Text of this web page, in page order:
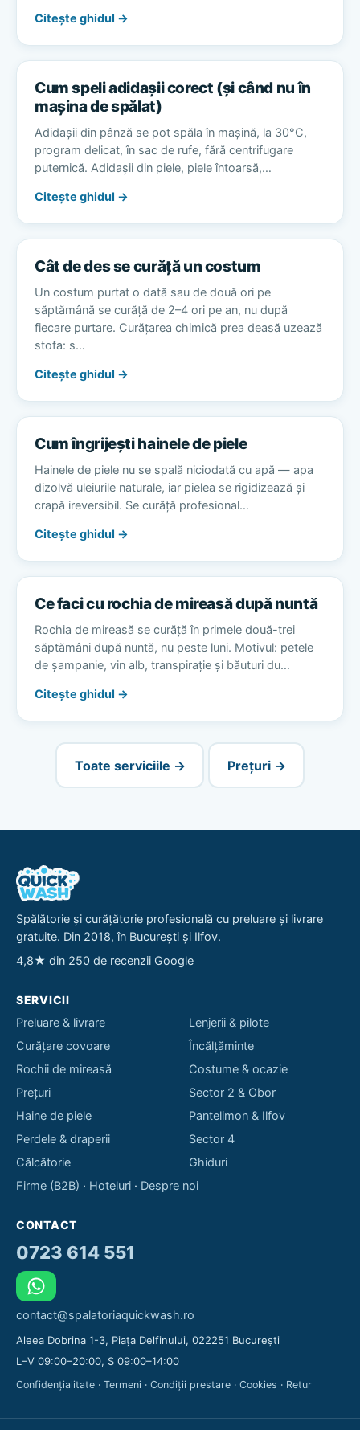
Citește ghidul →
Cum speli adidașii corect (și când nu în
mașina de spălat)
Adidașii din pânză se pot spăla în mașină, la 30°C,
program delicat, în sac de rufe, fără centrifugare
puternică. Adidașii din piele, piele întoarsă,…
Citește ghidul →
Cât de des se curăță un costum
Un costum purtat o dată sau de două ori pe
săptămână se curăță de 2–4 ori pe an, nu după
fiecare purtare. Curățarea chimică prea deasă uzează
stofa: s…
Citește ghidul →
Cum îngrijești hainele de piele
Hainele de piele nu se spală niciodată cu apă — apa
dizolvă uleiurile naturale, iar pielea se rigidizează și
crapă ireversibil. Se curăță profesional…
Citește ghidul →
Ce faci cu rochia de mireasă după nuntă
Rochia de mireasă se curăță în primele două-trei
săptămâni după nuntă, nu peste luni. Motivul: petele
de șampanie, vin alb, transpirație și băuturi du…
Citește ghidul →
Toate serviciile → Prețuri →
Spălătorie și curățătorie profesională cu preluare și livrare
gratuite. Din 2018, în București și Ilfov.
4,8★ din 250 de recenzii Google
SERVICII
Preluare & livrare
Curățare covoare
Rochii de mireasă
Prețuri
Haine de piele
Perdele & draperii
Călcătorie
Lenjerii & pilote
Încălțăminte
Costume & ocazie
Sector 2 & Obor
Pantelimon & Ilfov
Sector 4
Ghiduri
Firme (B2B) · Hoteluri · Despre noi
CONTACT
0723 614 551
contact@spalatoriaquickwash.ro
Aleea Dobrina 1-3, Piața Delfinului, 022251 București
L–V 09:00–20:00, S 09:00–14:00
Confidențialitate · Termeni · Condiții prestare · Cookies · Retur